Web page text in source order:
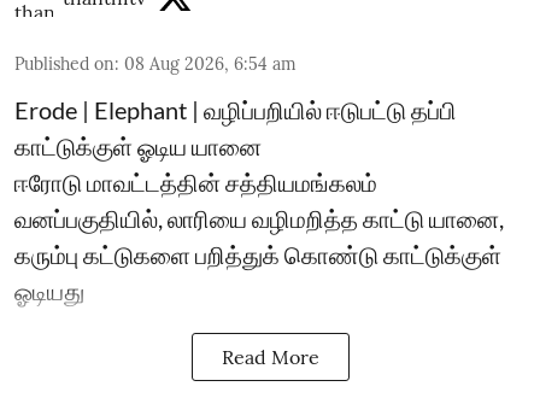
Published on: 08 Aug 2026, 6:54 am
Erode | Elephant | வழிப்பறியில் ஈடுபட்டு தப்பி
காட்டுக்குள் ஓடிய யானை
ஈரோடு மாவட்டத்தின் சத்தியமங்கலம்
வனப்பகுதியில், லாரியை வழிமறித்த காட்டு யானை,
கரும்பு கட்டுகளை பறித்துக் கொண்டு காட்டுக்குள்
ஓடியது
Read More